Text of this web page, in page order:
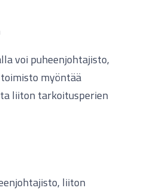
voi puheenjohtajisto,
myöntää
liiton tarkoitusperien
liiton